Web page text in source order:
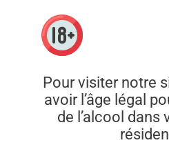
Pour visiter notre
avoir l’âge légal
de l’alcool dans